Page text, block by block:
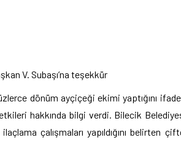
V. Subaşı’na teşekkür
dönüm ayçiçeği ekimi yaptığını
etkileri hakkında bilgi verdi. Bilecik
çalışmaları yapıldığını belirten